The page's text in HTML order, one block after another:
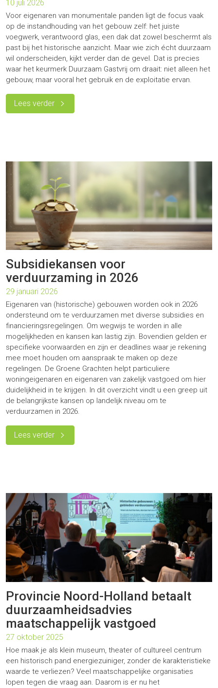
10 juli 2026
Voor eigenaren van monumentale panden ligt de focus vaak
op de instandhouding van het gebouw zelf: het juiste
voegwerk, verantwoord glas, een dak dat zowel beschermt als
past bij het historische aanzicht. Maar wie zich écht duurzaam
wil onderscheiden, kijkt verder dan de gevel. Dat is precies
waar het keurmerk Duurzaam Gastvrij om draait: niet alleen het
gebouw, maar vooral het gebruik en de exploitatie ervan.
Lees verder
Subsidiekansen voor
verduurzaming in 2026
29 januari 2026
Eigenaren van (historische) gebouwen worden ook in 2026
ondersteund om te verduurzamen met diverse subsidies en
financieringsregelingen. Om wegwijs te worden in alle
mogelijkheden en kansen kan lastig zijn. Bovendien gelden er
specifieke voorwaarden en zijn er deadlines waar je rekening
mee moet houden om aanspraak te maken op deze
regelingen. De Groene Grachten helpt particuliere
woningeigenaren en eigenaren van zakelijk vastgoed om hier
duidelijkheid in te krijgen. In dit overzicht vindt u een greep uit
de belangrijkste kansen op landelijk niveau om te
verduurzamen in 2026.
Lees verder
Provincie Noord-Holland betaalt
duurzaamheidsadvies
maatschappelijk vastgoed
27 oktober 2025
Hoe maak je als klein museum, theater of cultureel centrum
een historisch pand energiezuiniger, zonder de karakteristieke
waarde te verliezen? Veel maatschappelijke organisaties
lopen tegen die vraag aan. Daarom is er nu het